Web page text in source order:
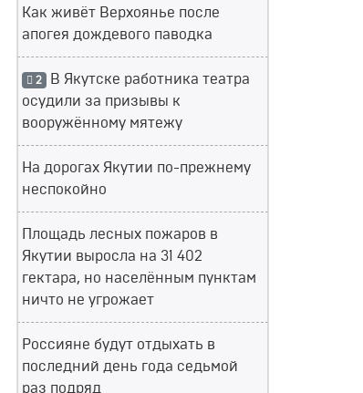
Как живёт Верхоянье после
апогея дождевого паводка
2 В Якутске работника театра
осудили за призывы к
вооружённому мятежу
На дорогах Якутии по-прежнему
неспокойно
Площадь лесных пожаров в
Якутии выросла на 31 402
гектара, но населённым пунктам
ничто не угрожает
Россияне будут отдыхать в
последний день года седьмой
раз подряд